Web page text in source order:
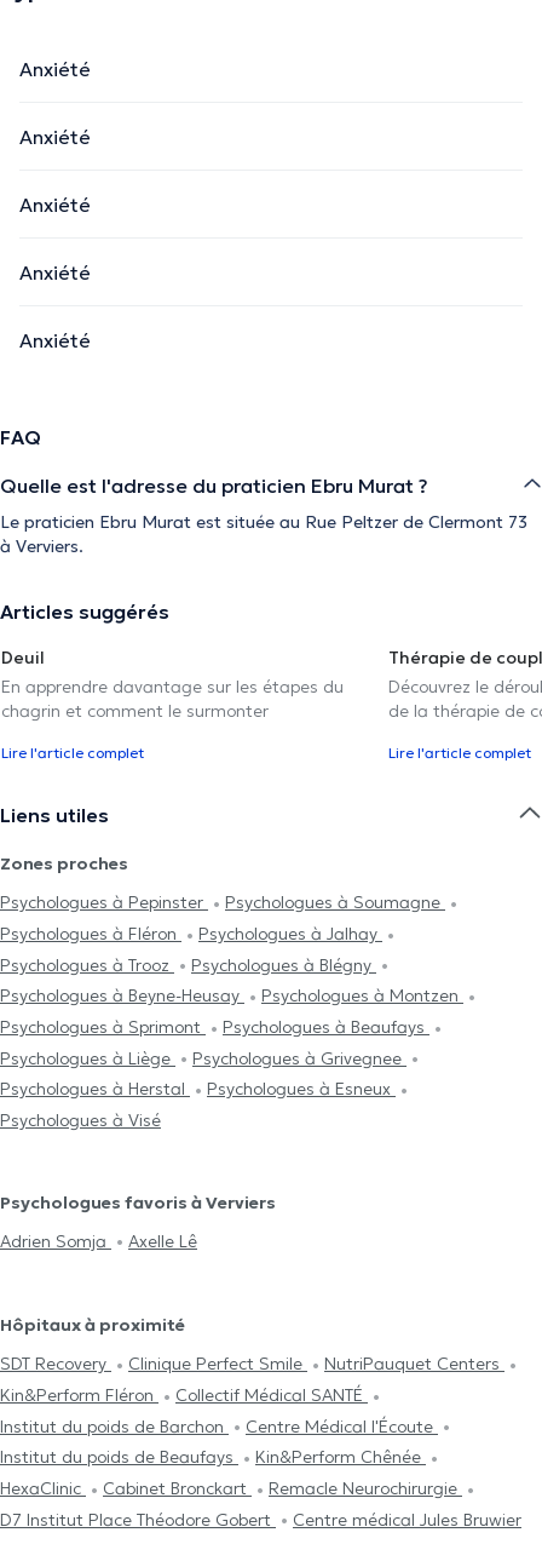
Anxiété
Anxiété
Anxiété
Anxiété
Anxiété
FAQ
Quelle est l'adresse du praticien Ebru Murat ?
Le praticien Ebru Murat est située au Rue Peltzer de Clermont 73
à Verviers.
Articles suggérés
Deuil
En apprendre davantage sur les étapes du
chagrin et comment le surmonter
Lire l'article complet
Thérapie de
Découvrez le
de la thérapie de
Lire l'article complet
Liens utiles
Zones proches
Psychologues à Pepinster
Psychologues à Soumagne
Psychologues à Fléron
Psychologues à Jalhay
Psychologues à Trooz
Psychologues à Blégny
Psychologues à Beyne-Heusay
Psychologues à Montzen
Psychologues à Sprimont
Psychologues à Beaufays
Psychologues à Liège
Psychologues à Grivegnee
Psychologues à Herstal
Psychologues à Esneux
Psychologues à Visé
Psychologues favoris à Verviers
Adrien Somja
Axelle Lê
Hôpitaux à proximité
SDT Recovery
Clinique Perfect Smile
NutriPauquet Centers
Kin&Perform Fléron
Collectif Médical SANTÉ
Institut du poids de Barchon
Centre Médical l'Écoute
Institut du poids de Beaufays
Kin&Perform Chênée
HexaClinic
Cabinet Bronckart
Remacle Neurochirurgie
D7 Institut Place Théodore Gobert
Centre médical Jules Bruwier